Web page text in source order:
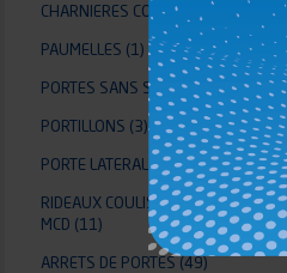
CHARNIERES CONTINUE
(11)
PAUMELLES (1)
PORTES SANS SAILLIE ACC(24)
PORTILLONS (3)
PORTE LATERALE (1)
RIDEAUX COULISSANTS ALUMINIUM
MCD (11)
ARRETS DE PORTES(49)